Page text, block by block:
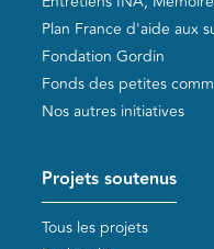
Plan France d'aide aux
Fondation Gordin
Fonds des petites
Nos autres initiatives
Projets soutenus
Tous les projets